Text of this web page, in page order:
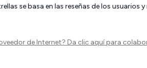
se basa en las reseñas de los usuarios
de Internet? Da clic aquípara